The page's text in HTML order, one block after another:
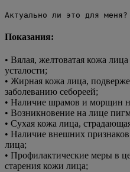
Актуально ли это для меня?
Показания:
• Вялая, желтоватая кожа
усталости;
• Жирная кожа лица,
заболеванию себореей;
• Наличие шрамов и морщин
• Возникновение на лице
• Сухая кожа лица,
• Наличие внешних
лица;
• Профилактические меры в
старения кожи лица;